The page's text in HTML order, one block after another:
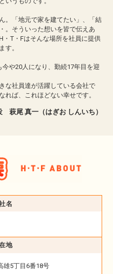
。「地元で家を建てたい」、「結
。そういった想いを皆で伝えあ
・T・Fはそんな場所を社員に提供
す。
や20人になり、勤続17年目を迎
な社員達が活躍している会社で
れば、これほどない幸せです。
萩尾 真一（はぎお しんいち）
名
地
5丁目6番18号